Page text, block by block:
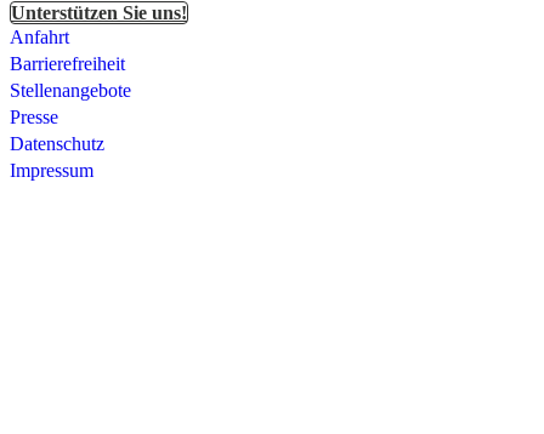
Unterstützen Sie uns!
Anfahrt
Barrierefreiheit
Stellenangebote
Presse
Datenschutz
Impressum